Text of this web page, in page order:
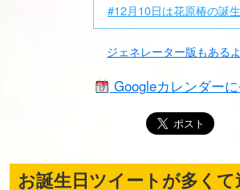
#12月10日は花原椿の誕
ジェネレーター版もある
Googleカレンダー
お誕生日ツイートが多く